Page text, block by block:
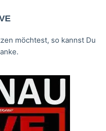
möchtest, so kannst Du